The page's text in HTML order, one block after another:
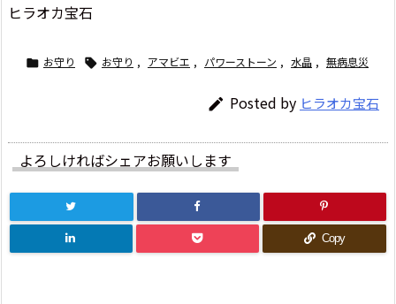
ヒラオカ宝石
 お守り  お守り , アマビエ , パワーストーン , 水晶 , 無病息災
 Posted by ヒラオカ宝石
よろしければシェアお願いします
Copy